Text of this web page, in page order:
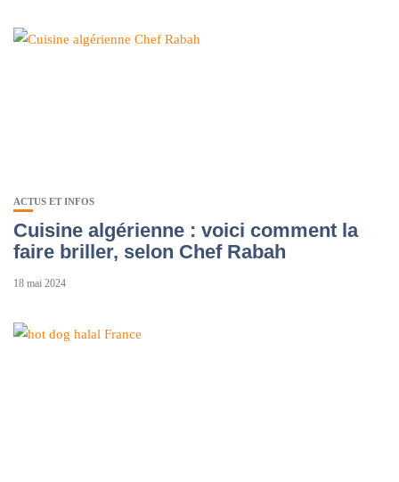
ACTUS ET INFOS
Cuisine algérienne : voici comment la
faire briller, selon Chef Rabah
18 mai 2024